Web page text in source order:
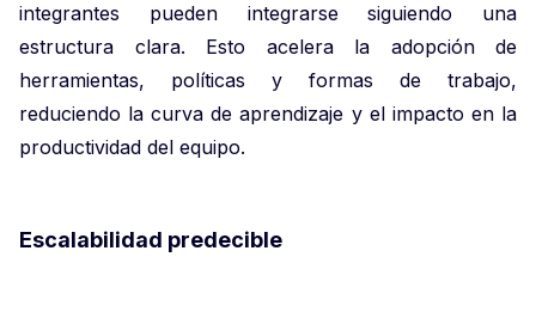
integrantes pueden integrarse siguiendo una
estructura clara. Esto acelera la adopción de
herramientas, políticas y formas de trabajo,
reduciendo la curva de aprendizaje y el impacto en la
productividad del equipo.
Escalabilidad predecible